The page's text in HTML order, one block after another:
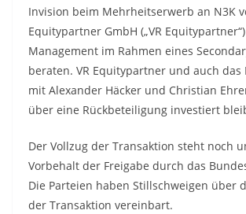
Invision beim Mehrheitserwerb an N3K
Equitypartner GmbH („VR
Management im Rahmen eines
beraten. VR Equitypartner und auch das
mit Alexander Häcker und Christian
über eine Rückbeteiligung investiert
Der Vollzug der Transaktion steht noch
Vorbehalt der Freigabe durch das
Die Parteien haben Stillschweigen über
der Transaktion vereinbart.